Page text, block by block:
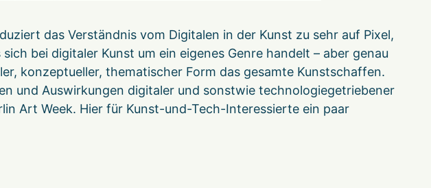
das Verständnis vom Digitalen in der Kunst zu sehr auf Pixel,
bei digitaler Kunst um ein eigenes Genre handelt – aber genau
konzeptueller, thematischer Form das gesamte Kunstschaffen.
und Auswirkungen digitaler und sonstwie technologiegetriebener
Art Week. Hier für Kunst-und-Tech-Interessierte ein paar